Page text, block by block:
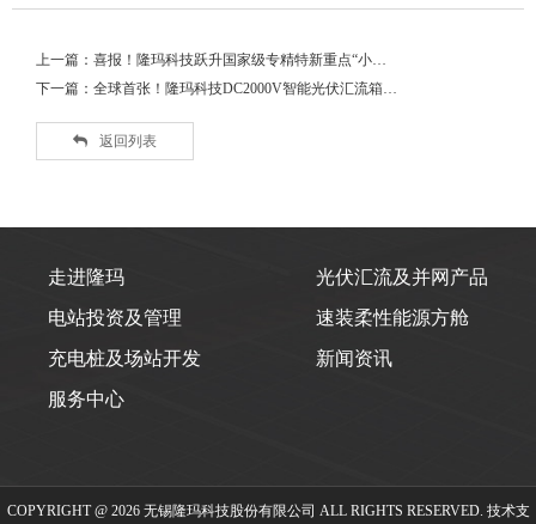
上一篇：喜报！隆玛科技跃升国家级专精特新重点“小…
下一篇：全球首张！隆玛科技DC2000V智能光伏汇流箱…
返回列表
走进隆玛
光伏汇流及并网产品
电站投资及管理
速装柔性能源方舱
充电桩及场站开发
新闻资讯
服务中心
COPYRIGHT @ 2026 无锡隆玛科技股份有限公司 ALL RIGHTS RESERVED. 技术支